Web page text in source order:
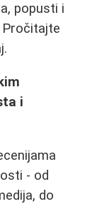
popusti i
Pročitajte
i
- od
do